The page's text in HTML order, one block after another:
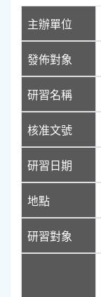
主辦單位
發佈對象
研習名稱
核准文號
研習日期
地點
研習對象